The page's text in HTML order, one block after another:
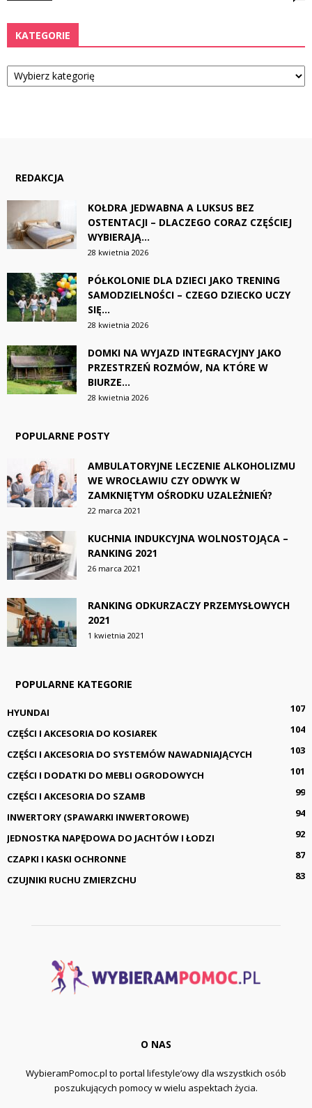
KATEGORIE
Kategorie
REDAKCJA
KOŁDRA JEDWABNA A LUKSUS BEZ
OSTENTACJI – DLACZEGO CORAZ CZĘŚCIEJ
WYBIERAJĄ...
28 kwietnia 2026
PÓŁKOLONIE DLA DZIECI JAKO TRENING
SAMODZIELNOŚCI – CZEGO DZIECKO UCZY
SIĘ...
28 kwietnia 2026
DOMKI NA WYJAZD INTEGRACYJNY JAKO
PRZESTRZEŃ ROZMÓW, NA KTÓRE W
BIURZE...
28 kwietnia 2026
POPULARNE POSTY
AMBULATORYJNE LECZENIE ALKOHOLIZMU
WE WROCŁAWIU CZY ODWYK W
ZAMKNIĘTYM OŚRODKU UZALEŻNIEŃ?
22 marca 2021
KUCHNIA INDUKCYJNA WOLNOSTOJĄCA –
RANKING 2021
26 marca 2021
RANKING ODKURZACZY PRZEMYSŁOWYCH
2021
1 kwietnia 2021
POPULARNE KATEGORIE
HYUNDAI
107
CZĘŚCI I AKCESORIA DO KOSIAREK
104
CZĘŚCI I AKCESORIA DO SYSTEMÓW NAWADNIAJĄCYCH
103
CZĘŚCI I DODATKI DO MEBLI OGRODOWYCH
101
CZĘŚCI I AKCESORIA DO SZAMB
99
INWERTORY (SPAWARKI INWERTOROWE)
94
JEDNOSTKA NAPĘDOWA DO JACHTÓW I ŁODZI
92
CZAPKI I KASKI OCHRONNE
87
CZUJNIKI RUCHU ZMIERZCHU
83
O NAS
WybieramPomoc.pl to portal lifestyle’owy dla wszystkich osób
poszukujących pomocy w wielu aspektach życia.